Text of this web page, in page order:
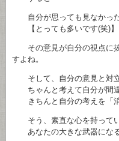
自分が思っても見なかっ
【とっても多いです(笑)】
その意見が自分の視点に抜
すよね。
そして、自分の意見と対立
ちゃんと考えて自分が間違
きちんと自分の考えを「消
そう、素直な心を持って
あなたの大きな武器になる